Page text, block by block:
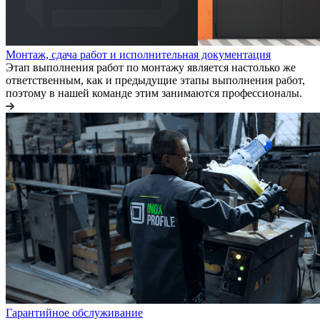
Монтаж, сдача работ и исполнительная документация
Этап выполнения работ по монтажу является настолько же
ответственным, как и предыдущие этапы выполнения работ,
поэтому в нашей команде этим занимаются профессионалы.
Гарантийное обслуживание